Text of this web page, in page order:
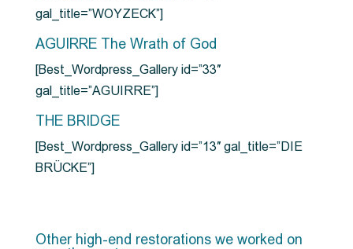
gal_title=”WOYZECK”]
AGUIRRE The Wrath of God
[Best_Wordpress_Gallery id=”33″
gal_title=”AGUIRRE”]
THE BRIDGE
[Best_Wordpress_Gallery id=”13″ gal_title=”DIE
BRÜCKE”]
Other high-end restorations we worked on